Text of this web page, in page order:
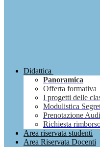
Didattica
Panoramica
Offerta formativa
I progetti delle
Modulistica
Prenotazione
Richiesta
Area riservata studenti
Area Riservata Docenti